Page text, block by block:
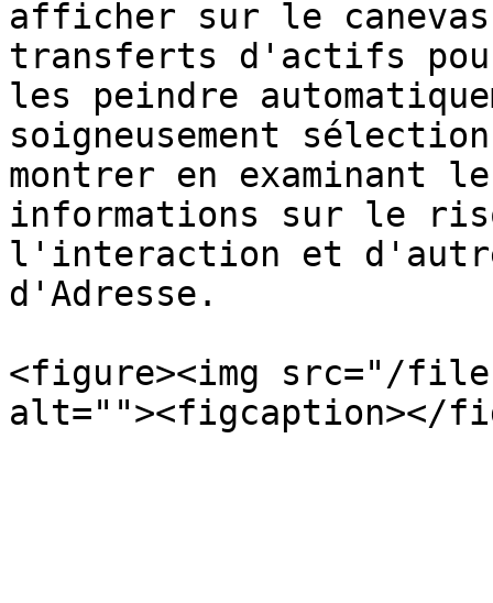
afficher sur le
transferts d'actifs
les peindre
soigneusement
montrer en examinant
informations sur le
l'interaction et
d'Adresse.
<figure><img src="/files/